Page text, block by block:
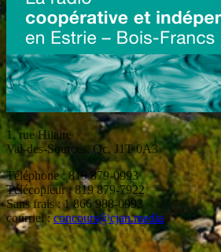
1, rue Hilaire
Val-des-Sources, Qc, J1T 0A3
Téléphone : 819 879-0993
Télécopieur : 819 879-7922
Sans frais : 1 866 988-0993
courriel :concours@cjan.media